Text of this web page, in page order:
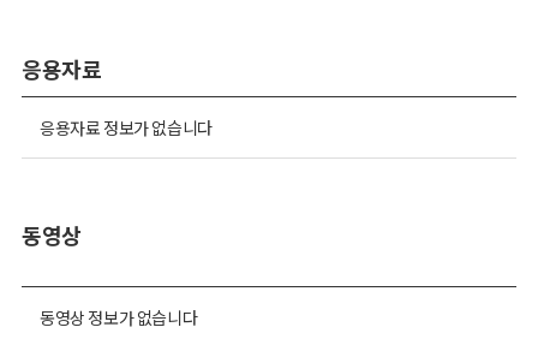
응용자료
응용자료 정보가 없습니다
동영상
동영상 정보가 없습니다